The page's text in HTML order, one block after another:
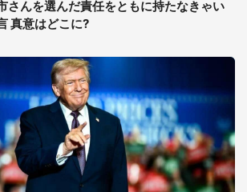
さんを選んだ責任をともに持たなきゃい
真意はどこに?